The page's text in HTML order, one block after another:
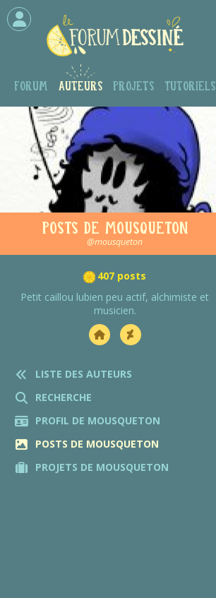
Forum Auteurs Projets Tutoriels
Posts de Mousqueton
@mousqueton
407 posts
Petit caillou lubien peu actif, alchimiste et
musicien.
LISTE DES AUTEURS
RECHERCHE
PROFIL DE MOUSQUETON
POSTS DE MOUSQUETON
PROJETS DE MOUSQUETON